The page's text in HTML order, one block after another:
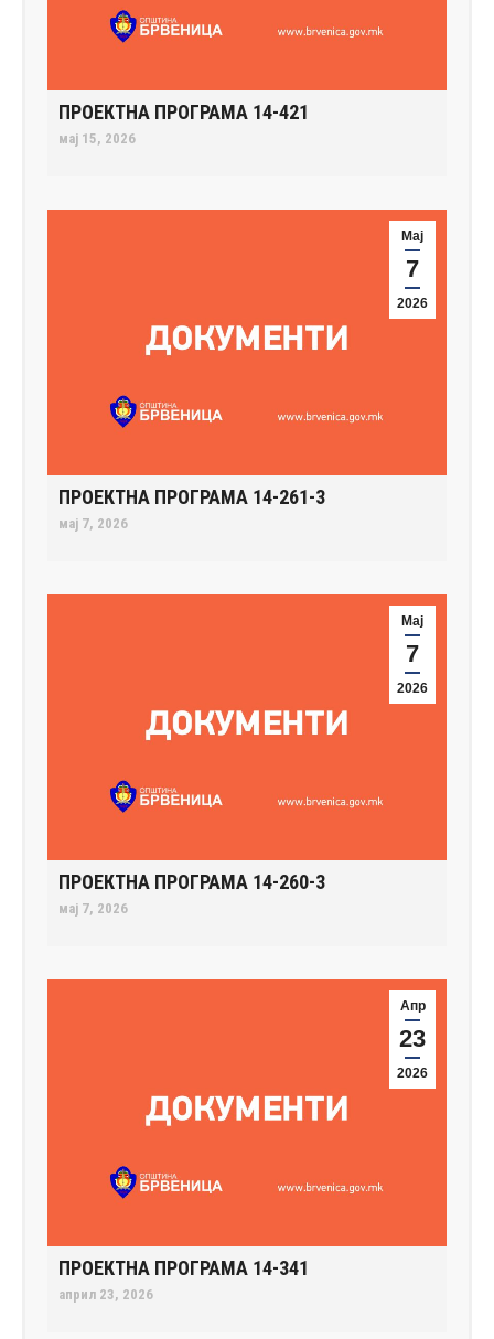
ПРОЕКТНА ПРОГРАМА 14-421
мај 15, 2026
Мај
7
2026
ПРОЕКТНА ПРОГРАМА 14-261-3
мај 7, 2026
Мај
7
2026
ПРОЕКТНА ПРОГРАМА 14-260-3
мај 7, 2026
Апр
23
2026
ПРОЕКТНА ПРОГРАМА 14-341
април 23, 2026